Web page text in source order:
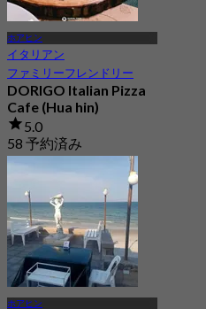
ホアヒン
イタリアン
ファミリーフレンドリー
DORIGO Italian Pizza
Cafe (Hua hin)
5.0
58 予約済み
から
ホアヒン